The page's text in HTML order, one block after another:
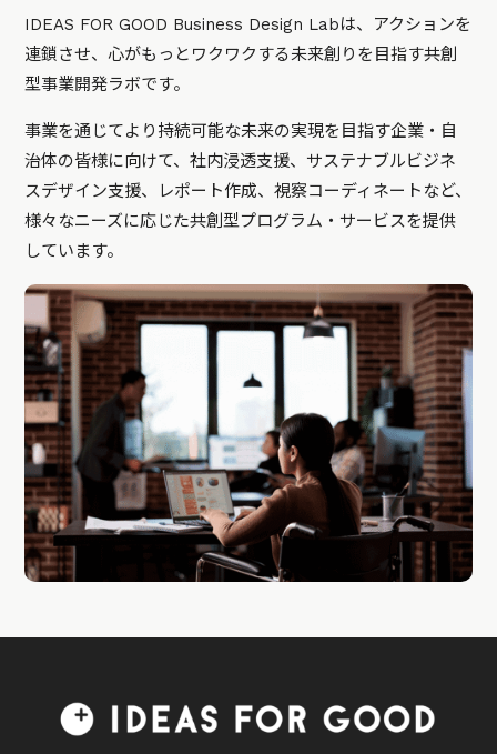
IDEAS FOR GOOD Business Design Labは、アクションを
連鎖させ、心がもっとワクワクする未来創りを目指す共創
型事業開発ラボです。
事業を通じてより持続可能な未来の実現を目指す企業・自
治体の皆様に向けて、社内浸透支援、サステナブルビジネ
スデザイン支援、レポート作成、視察コーディネートなど、
様々なニーズに応じた共創型プログラム・サービスを提供
しています。